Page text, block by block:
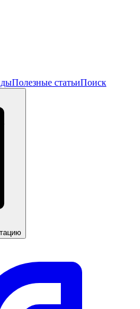
Полезные статьиПоиск